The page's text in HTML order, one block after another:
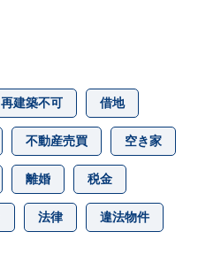
再建築不可 借地
不動産売買 空き家
離婚 税金
法律 違法物件